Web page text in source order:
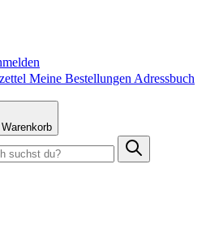
Meine Bestellungen Adressbuch
Warenkorb